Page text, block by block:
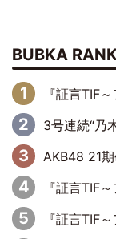
BUBKA
『証言TIF～アイドル戦国時代とはなんだったの
3号連続“乃木坂46祭り” ラ
AKB48 21期
『証言TIF～アイドル戦国時代とはなんだった
『証言TIF～アイドル戦国時代とはなんだ